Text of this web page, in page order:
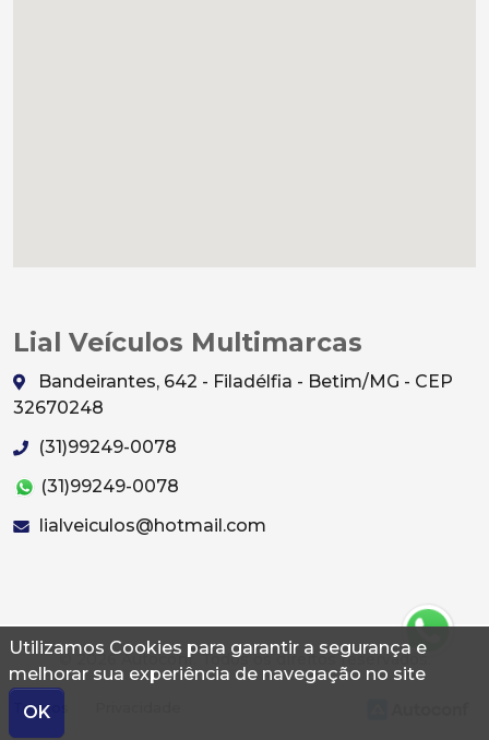
Utilizamos Cookies para garantir a segurança e
melhorar sua experiência de navegação no site
OK
Lial Veículos Multimarcas
Bandeirantes, 642 - Filadélfia - Betim/MG - CEP
32670248
(31)99249-0078
(31)99249-0078
lialveiculos@hotmail.com
© 2026 Autoconf. Todos os direitos reservados.
Termos